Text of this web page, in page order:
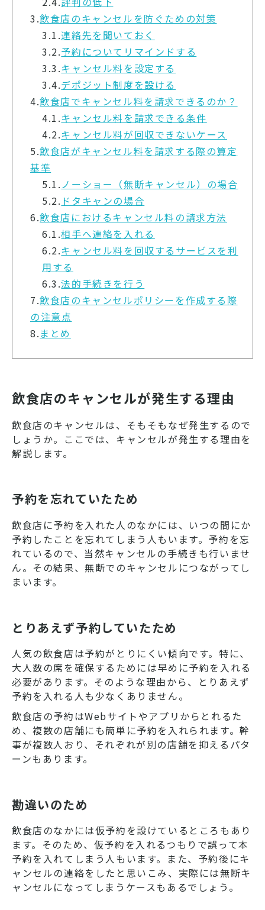
3.飲食店のキャンセルを防ぐための対策
3.1.連絡先を聞いておく
3.2.予約についてリマインドする
3.3.キャンセル料を設定する
3.4.デポジット制度を設ける
4.飲食店でキャンセル料を請求できるのか？
4.1.キャンセル料を請求できる条件
4.2.キャンセル料が回収できないケース
5.飲食店がキャンセル料を請求する際の算定
基準
5.1.ノーショー（無断キャンセル）の場合
5.2. ドタキャンの場合
6.飲食店におけるキャンセル料の請求方法
6.1.相手へ連絡を入れる
6.2.キャンセル料を回収するサービスを利
用する
6.3.法的手続きを行う
7.飲食店のキャンセルポリシーを作成する際
の注意点
8. まとめ
飲食店のキャンセルが発生する理由
飲食店のキャンセルは、そもそもなぜ発生するので
しょうか。ここでは、キャンセルが発生する理由を
解説します。
予約を忘れていたため
飲食店に予約を入れた人のなかには、いつの間にか
予約したことを忘れてしまう人もいます。予約を忘
れているので、当然キャンセルの手続きも行いませ
ん。その結果、無断でのキャンセルにつながってし
まいます。
とりあえず予約していたため
人気の飲食店は予約がとりにくい傾向です。特に、
大人数の席を確保するためには早めに予約を入れる
必要があります。そのような理由から、とりあえず
予約を入れる人も少なくありません。
飲食店の予約はWebサイトやアプリからとれるた
め、複数の店舗にも簡単に予約を入れられます。幹
事が複数人おり、それぞれが別の店舗を抑えるパタ
ーンもあります。
勘違いのため
飲食店のなかには仮予約を設けているところもあり
ます。そのため、仮予約を入れるつもりで誤って本
予約を入れてしまう人もいます。また、予約後にキ
ャンセルの連絡をしたと思いこみ、実際には無断キ
ャンセルになってしまうケースもあるでしょう。